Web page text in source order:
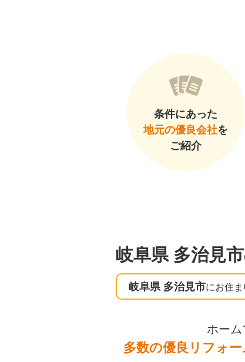
条件にあった
地元の優良会社を
ご紹介
岐阜県 多治見市
岐阜県 多治見市にお住
ホーム
多数の優良リフォ